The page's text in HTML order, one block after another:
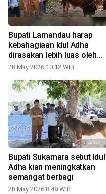
Bupati Lamandau harap
kebahagiaan Idul Adha
dirasakan lebih luas oleh
masyarakat
28 May 2026 10:12 WIB
Bupati Sukamara sebut Idul
Adha kian meningkatkan
semangat berbagi
28 May 2026 8:48 WIB